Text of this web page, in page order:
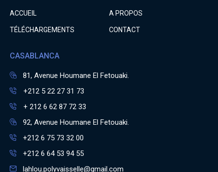
ACCUEIL A PROPOS
TÉLÉCHARGEMENTS CONTACT
CASABLANCA
81, Avenue Houmane El Fetouaki.
+212 5 22 27 31 73
+ 212 6 62 87 72 33
92, Avenue Houmane El Fetouaki.
+212 6 75 73 32 00
+212 6 64 53 94 55
lahlou.polyvaisselle@gmail.com